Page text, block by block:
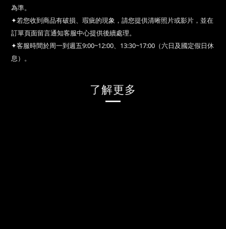
為準。
✦若您收到商品有破損、瑕疵的現象，請您提供清晰照片或影片，並在
訂單頁面留言通知客服中心提供後續處理。
✦客服時間於周一到週五9:00~12:00、13:30~17:00（六日及國定假日休
息）。
了解更多